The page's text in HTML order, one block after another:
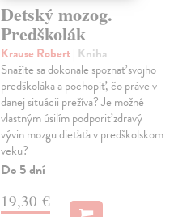
Detský mozog.
Predškolák
Krause Robert| Kniha
Snažíte sa dokonale spoznať svojho
predškoláka a pochopiť, čo práve v
danej situácii prežíva? Je možné
vlastným úsilím podporiť zdravý
vývin mozgu dieťaťa v predškolskom
veku?
Do 5 dní
19,30 €